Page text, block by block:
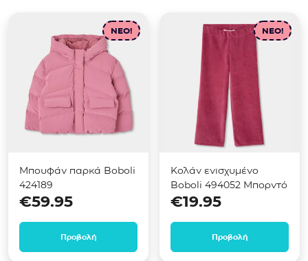
NEO!
Μπουφάν παρκά Boboli
424189
€59.95
Προβολή
NEO!
Κολάν ενισχυμένο
Boboli 494052 Μπορντό
€19.95
Προβολή